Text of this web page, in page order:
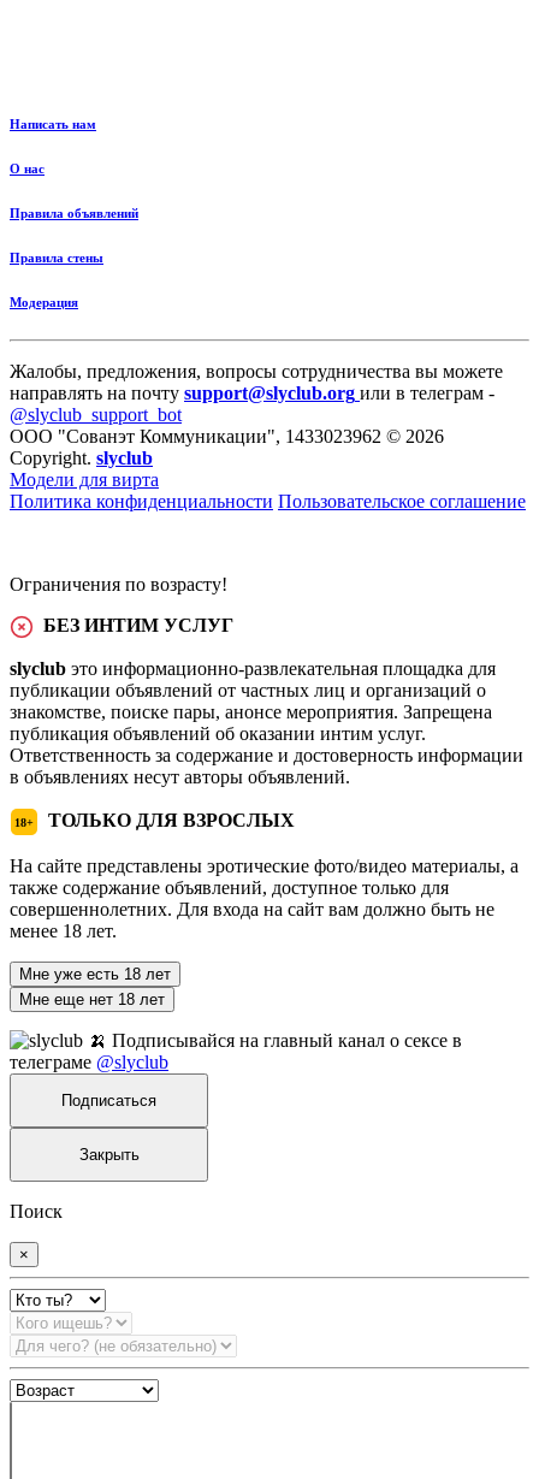
Написать нам
О нас
Правила объявлений
Правила стены
Модерация
Жалобы, предложения, вопросы сотрудничества вы можете
направлять на почту support@slyclub.org или в телеграм -
@slyclub_support_bot
ООО "Сованэт Коммуникации", 1433023962 © 2026
Copyright. slyclub
Модели для вирта
Политика конфиденциальности Пользовательское соглашение
Ограничения по возрасту!
БЕЗ ИНТИМ УСЛУГ
slyclub это информационно-развлекательная площадка для
публикации объявлений от частных лиц и организаций о
знакомстве, поиске пары, анонсе мероприятия. Запрещена
публикация объявлений об оказании интим услуг.
Ответственность за содержание и достоверность информации
в объявлениях несут авторы объявлений.
18+ ТОЛЬКО ДЛЯ ВЗРОСЛЫХ
На сайте представлены эротические фото/видео материалы, а
также содержание объявлений, доступное только для
совершеннолетних. Для входа на сайт вам должно быть не
менее 18 лет.
Мне уже есть 18 лет
Мне еще нет 18 лет
🍌 Подписывайся на главный канал о сексе в
телеграме @slyclub
Подписаться
Закрыть
Поиск
×